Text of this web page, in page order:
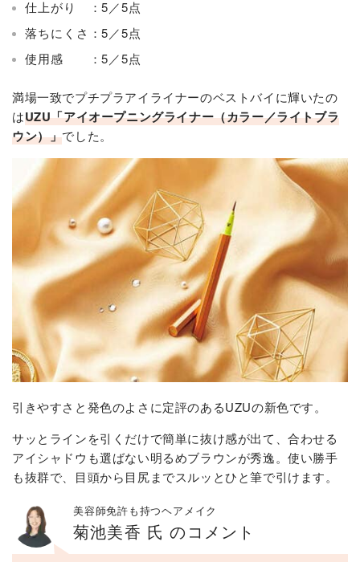
仕上がり ：5／5点
落ちにくさ：5／5点
使用感 ：5／5点
満場一致でプチプラアイライナーのベストバイに輝いたの
はUZU「アイオープニングライナー（カラー／ライトブラ
ウン）」でした。
引きやすさと発色のよさに定評のあるUZUの新色です。
サッとラインを引くだけで簡単に抜け感が出て、合わせる
アイシャドウも選ばない明るめブラウンが秀逸。使い勝手
も抜群で、目頭から目尻までスルッとひと筆で引けます。
美容師免許も持つヘアメイク
菊池美香 氏 のコメント